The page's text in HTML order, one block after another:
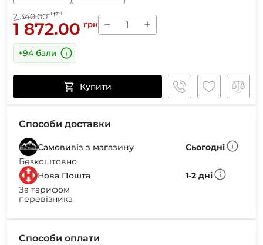
2 340.00 грн
1 872.00 грн − +
+94 бали
Купити
Способи доставки
Самовивіз з магазину
Сьогодні
Безкоштовно
Нова Пошта
1-2 дні
За тарифом
перевізника
Способи оплати